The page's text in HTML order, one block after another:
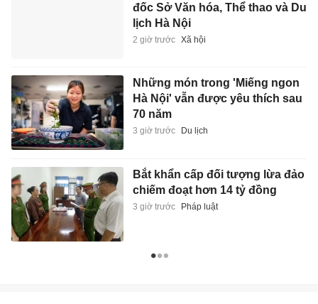
đốc Sở Văn hóa, Thể thao và Du
lịch Hà Nội
2 giờ trước Xã hội
Những món trong 'Miếng ngon
Hà Nội' vẫn được yêu thích sau
70 năm
3 giờ trước Du lịch
Bắt khẩn cấp đối tượng lừa đảo
chiếm đoạt hơn 14 tỷ đồng
3 giờ trước Pháp luật